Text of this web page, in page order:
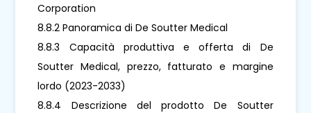
Corporation
8.8.2 Panoramica di De Soutter Medical
8.8.3 Capacità produttiva e offerta di De
Soutter Medical, prezzo, fatturato e margine
lordo (2023-2033)
8.8.4 Descrizione del prodotto De Soutter